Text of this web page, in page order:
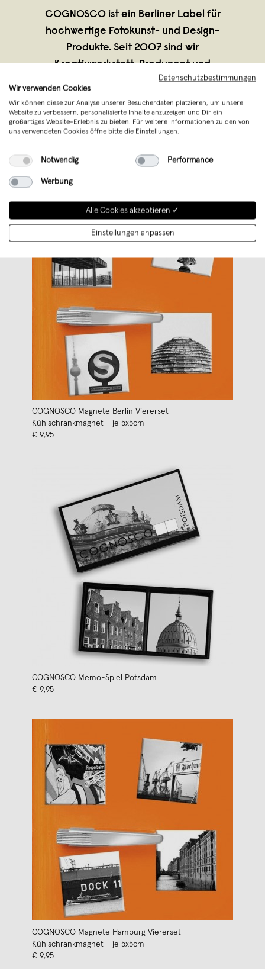
COGNOSCO ist ein Berliner Label für
hochwertige Fotokunst- und Design-
Produkte. Seit 2007 sind wir
Kreativwerkstatt, Produzent und
Vertriebsplattform für schöne und
anspruchsvolle Design-Produkte in einem.
Unsere Mission ist es, zeitgenössi...
Weiterlesen
COGNOSCO Magnete Berlin Viererset
Kühlschrankmagnet - je 5x5cm
€ 9,95
COGNOSCO Memo-Spiel Potsdam
€ 9,95
COGNOSCO Magnete Hamburg Viererset
Kühlschrankmagnet - je 5x5cm
€ 9,95
Datenschutzbestimmungen
Wir verwenden Cookies
Wir können diese zur Analyse unserer Besucherdaten platzieren, um unsere
Website zu verbessern, personalisierte Inhalte anzuzeigen und Dir ein
großartiges Website-Erlebnis zu bieten. Für weitere Informationen zu den von
uns verwendeten Cookies öffne bitte die Einstellungen.
Notwendig Performance
Werbung
Alle Cookies akzeptieren ✓
Einstellungen anpassen